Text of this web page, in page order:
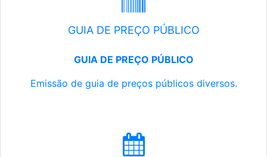
GUIA DE PREÇO PÚBLICO
GUIA DE PREÇO PÚBLICO
Emissão de guia de preços públicos diversos.